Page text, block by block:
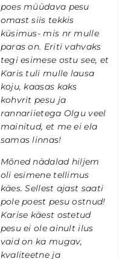
poes müüdava pesu
omast siis tekkis
küsimus- mis nr mulle
paras on. Eriti vahvaks
tegi esimese ostu see, et
Karis tuli mulle lausa
koju, kaasas kaks
kohvrit pesu ja
rannariietega Olgu veel
mainitud, et me ei ela
samas linnas!
Mõned nädalad hiljem
oli esimene tellimus
käes. Sellest ajast saati
pole poest pesu ostnud!
Karise käest ostetud
pesu ei ole ainult ilus
vaid on ka mugav,
kvaliteetne ja